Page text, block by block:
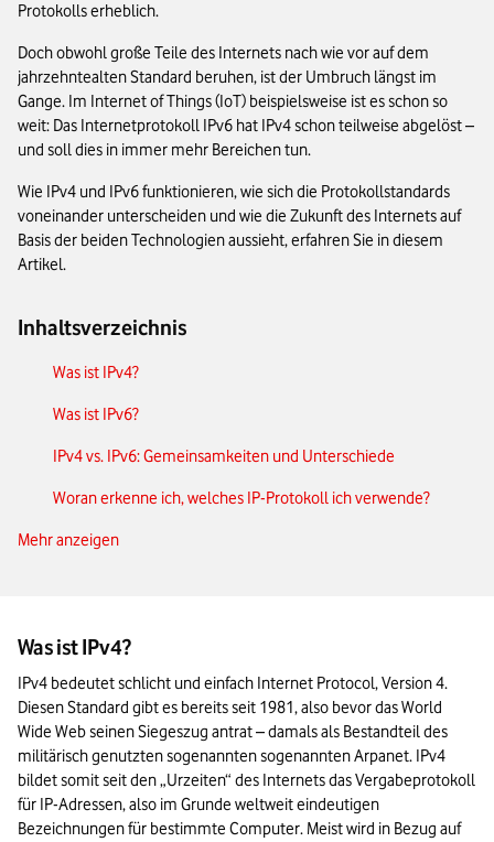
Protokolls erheblich.
Doch obwohl große Teile des Internets nach wie vor auf dem
jahrzehntealten Standard beruhen, ist der Umbruch längst im
Gange. Im Internet of Things (IoT) beispielsweise ist es schon so
weit: Das Internetprotokoll IPv6 hat IPv4 schon teilweise abgelöst –
und soll dies in immer mehr Bereichen tun.
Wie IPv4 und IPv6 funktionieren, wie sich die Protokollstandards
voneinander unterscheiden und wie die Zukunft des Internets auf
Basis der beiden Technologien aussieht, erfahren Sie in diesem
Artikel.
Inhaltsverzeichnis
Was ist IPv4?
Was ist IPv6?
IPv4 vs. IPv6: Gemeinsamkeiten und Unterschiede
Woran erkenne ich, welches IP-Protokoll ich verwende?
IPv6 bei Vodafone: Der Stand der Dinge
Mehr anzeigen
Was ist IPv4?
IPv4 bedeutet schlicht und einfach Internet Protocol, Version 4.
Diesen Standard gibt es bereits seit 1981, also bevor das World
Wide Web seinen Siegeszug antrat – damals als Bestandteil des
militärisch genutzten sogenannten sogenannten Arpanet. IPv4
bildet somit seit den „Urzeiten“ des Internets das Vergabeprotokoll
für IP-Adressen, also im Grunde weltweit eindeutigen
Bezeichnungen für bestimmte Computer. Meist wird in Bezug auf